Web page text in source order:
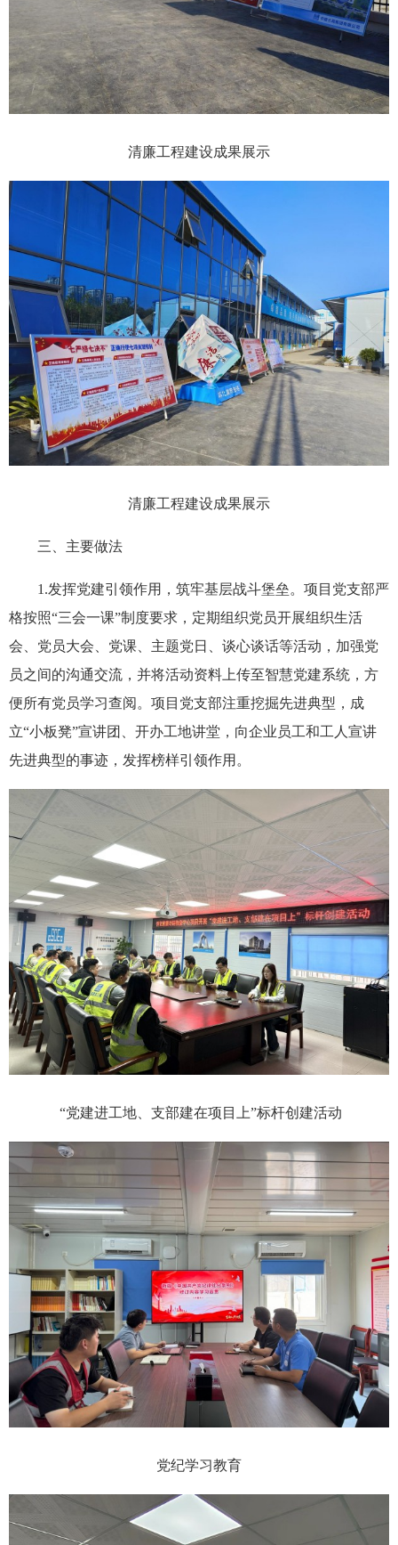
清廉工程建设成果展示
清廉工程建设成果展示
三、主要做法
1.发挥党建引领作用，筑牢基层战斗堡垒。项目党支部严
格按照“三会一课”制度要求，定期组织党员开展组织生活
会、党员大会、党课、主题党日、谈心谈话等活动，加强党
员之间的沟通交流，并将活动资料上传至智慧党建系统，方
便所有党员学习查阅。项目党支部注重挖掘先进典型，成
立“小板凳”宣讲团、开办工地讲堂，向企业员工和工人宣讲
先进典型的事迹，发挥榜样引领作用。
“党建进工地、支部建在项目上”标杆创建活动
党纪学习教育